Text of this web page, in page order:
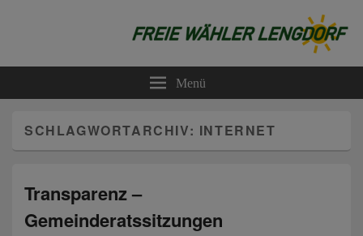
Freie Wähler Lengdorf
Menü
SCHLAGWORTARCHIV: INTERNET
Transparenz –
Gemeinderatssitzungen